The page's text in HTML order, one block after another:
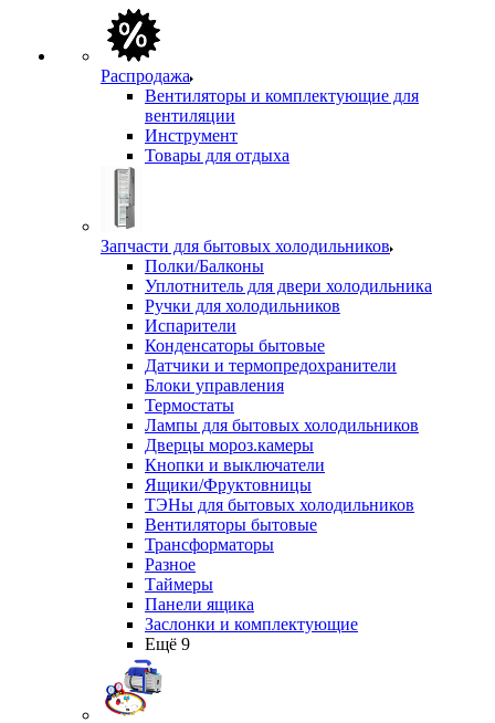
Распродажа
Вентиляторы и комплектующие для
вентиляции
Инструмент
Товары для отдыха
Запчасти для бытовых холодильников
Полки/Балконы
Уплотнитель для двери холодильника
Ручки для холодильников
Испарители
Конденсаторы бытовые
Датчики и термопредохранители
Блоки управления
Термостаты
Лампы для бытовых холодильников
Дверцы мороз.камеры
Кнопки и выключатели
Ящики/Фруктовницы
ТЭНы для бытовых холодильников
Вентиляторы бытовые
Трансформаторы
Разное
Таймеры
Панели ящика
Заслонки и комплектующие
Ещё 9